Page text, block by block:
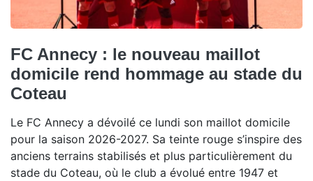
FC Annecy : le nouveau maillot
domicile rend hommage au stade du
Coteau
Le FC Annecy a dévoilé ce lundi son maillot domicile
pour la saison 2026-2027. Sa teinte rouge s’inspire des
anciens terrains stabilisés et plus particulièrement du
stade du Coteau, où le club a évolué entre 1947 et